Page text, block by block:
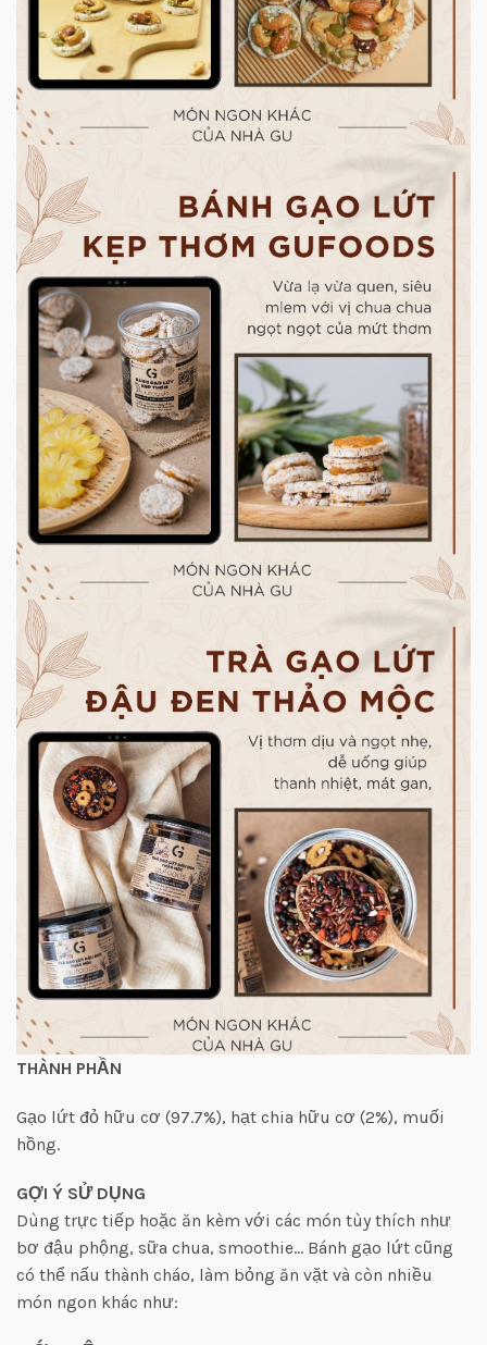
THÀNH PHẦN
Gạo lứt đỏ hữu cơ (97.7%), hạt chia hữu cơ (2%), muối
hồng.
GỢI Ý SỬ DỤNG
Dùng trực tiếp hoặc ăn kèm với các món tùy thích như
bơ đậu phộng, sữa chua, smoothie… Bánh gạo lứt cũng
có thể nấu thành cháo, làm bỏng ăn vặt và còn nhiều
món ngon khác như: